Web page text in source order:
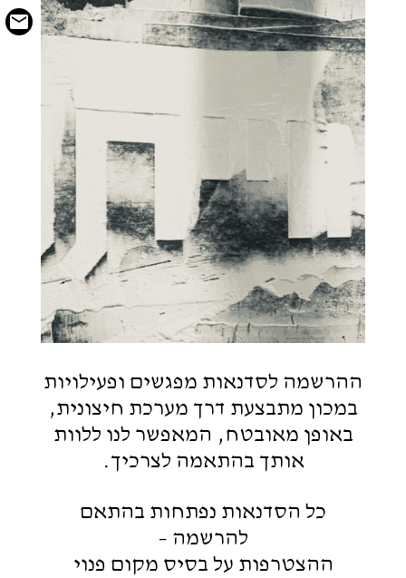
ההרשמה לסדנאות מפגשים ופעילויות
במכון מתבצעת דרך מערכת חיצונית,
באופן מאובטח, המאפשר לנו ללוות
אותך בהתאמה לצרכיך.
כל הסדנאות נפתחות בהתאם
להרשמה –
ההצטרפות על בסיס מקום פנוי